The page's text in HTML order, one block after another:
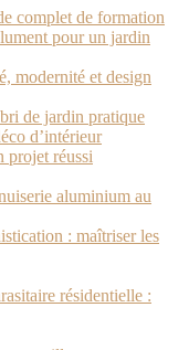
complet de formation
pour un jardin
modernité et design
de jardin pratique
d’intérieur
projet réussi
aluminium au
: maîtriser les
résidentielle :